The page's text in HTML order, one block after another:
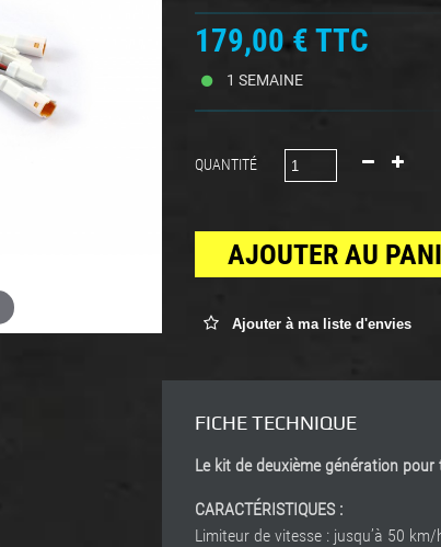
179,00 € TTC
1 SEMAINE
QUANTITÉ
AJOUTER AU
Ajouter à ma liste d'envies
FICHE TECHNIQUE
Le kit de deuxième génération
CARACTÉRISTIQUES :
Limiteur de vitesse : jusqu’à 50 km/